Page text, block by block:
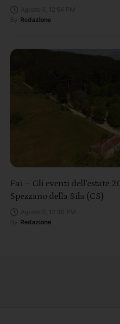
Redazione
Fai – Gli eventi dell’estate
Spezzano della Sila (CS)
Redazione